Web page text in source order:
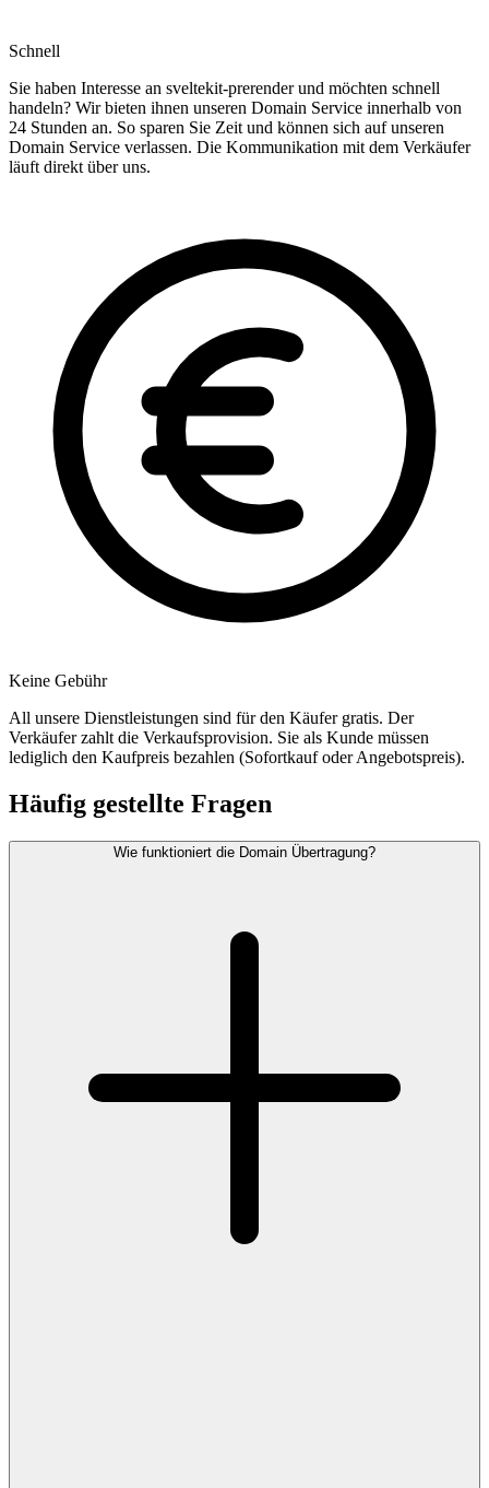
Schnell
Sie haben Interesse an sveltekit-prerender und möchten schnell
handeln? Wir bieten ihnen unseren Domain Service innerhalb von
24 Stunden an. So sparen Sie Zeit und können sich auf unseren
Domain Service verlassen. Die Kommunikation mit dem Verkäufer
läuft direkt über uns.
Keine Gebühr
All unsere Dienstleistungen sind für den Käufer gratis. Der
Verkäufer zahlt die Verkaufsprovision. Sie als Kunde müssen
lediglich den Kaufpreis bezahlen (Sofortkauf oder Angebotspreis).
Häufig gestellte Fragen
Wie funktioniert die Domain Übertragung?